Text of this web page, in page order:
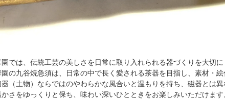
では、伝統工芸の美しさを日常に取り入れられる器づくりを大切に
の九谷焼急須は、日常の中で長く愛される茶器を目指し、素材・
（土物）ならではのやわらかな風合いと温もりを持ち、磁器とは
さをゆっくりと保ち、味わい深いひとときをお楽しみいただけます